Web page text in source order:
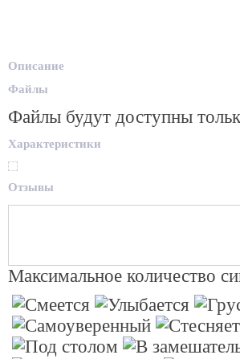
Описание
Файлы
Файлы будут доступны
Характеристики
Отзывы
Максимальное количество